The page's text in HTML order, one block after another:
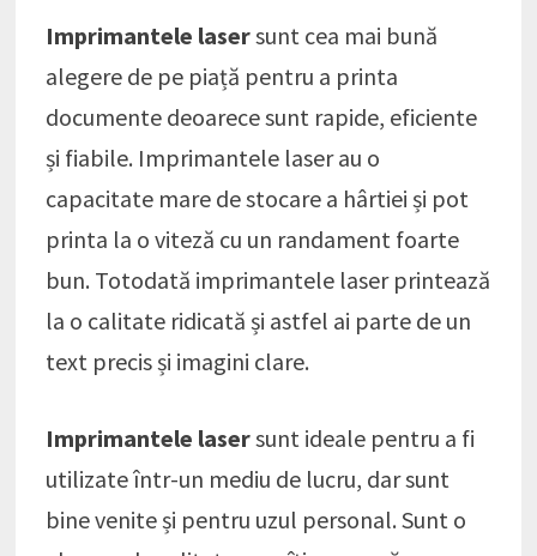
Imprimantele lasersunt cea mai bună
alegere de pe piață pentru a printa
documente deoarece sunt rapide, eficiente
și fiabile. Imprimantele laser au o
capacitate mare de stocare a hârtiei și pot
printa la o viteză cu un randament foarte
bun. Totodată imprimantele laser printează
la o calitate ridicată și astfel ai parte de un
text precis și imagini clare.
Imprimantele lasersunt ideale pentru a fi
utilizate într-un mediu de lucru, dar sunt
bine venite și pentru uzul personal. Sunt o